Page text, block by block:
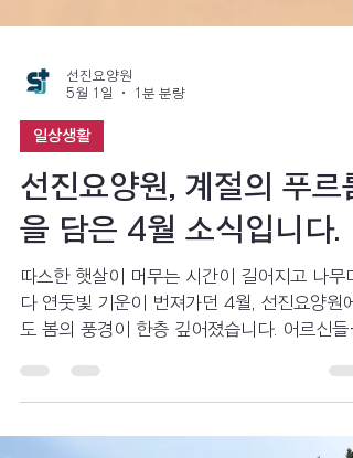
선진요양원
5월 1일
1분 분량
일상생활
선진요양원, 계절의 푸르
을 담은 4월 소식입니다.
다 연둣빛 기운이 번져가던 4월, 선진요양원에